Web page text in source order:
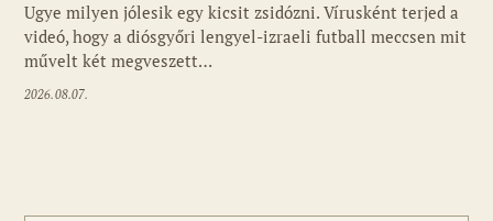
Ugye milyen jólesik egy kicsit zsidózni. Vírusként terjed a
videó, hogy a diósgyőri lengyel-izraeli futball meccsen mit
művelt két megveszett…
2026.08.07.